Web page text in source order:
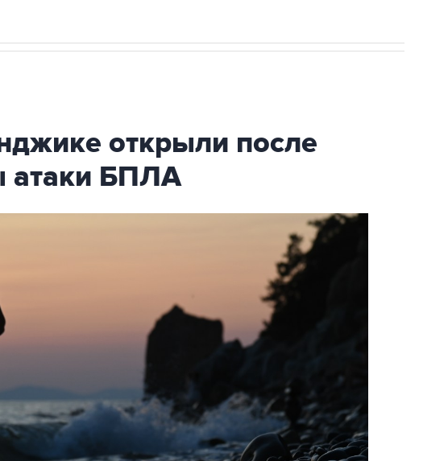
открыли после
атаки БПЛА